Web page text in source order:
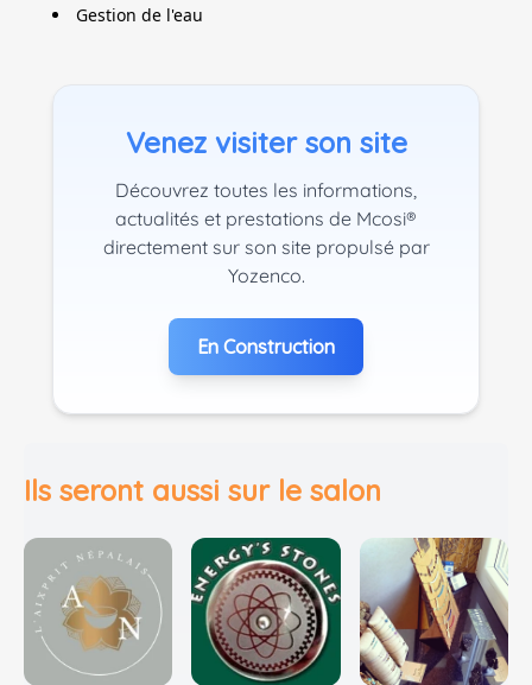
Gestion de l'eau
Venez visiter son site
Découvrez toutes les informations,
actualités et prestations de Mcosi®
directement sur son site propulsé par
Yozenco.
En Construction
Ils seront aussi sur le salon